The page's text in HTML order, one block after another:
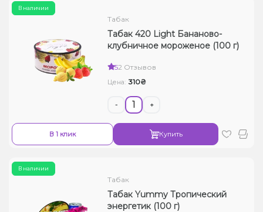
В наличии
Табак
Табак 420 Light Бананово-
клубничное мороженое (100 г)
52 Отзывов
Цена: 310₴
- +
В 1 клик Купить
В наличии
Табак
Табак Yummy Тропический
энергетик (100 г)